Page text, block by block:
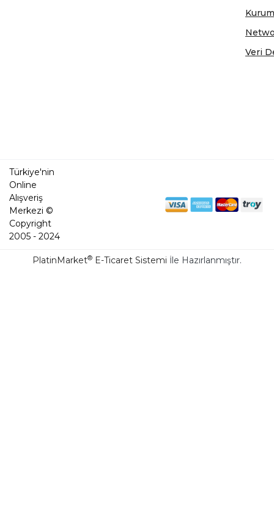
Veri
Türkiye'nin
Online
Alışveriş
Merkezi ©
Copyright
2005 - 2024
PlatinMarket® E-Ticaret Sistemi İle Hazırlanmıştır.